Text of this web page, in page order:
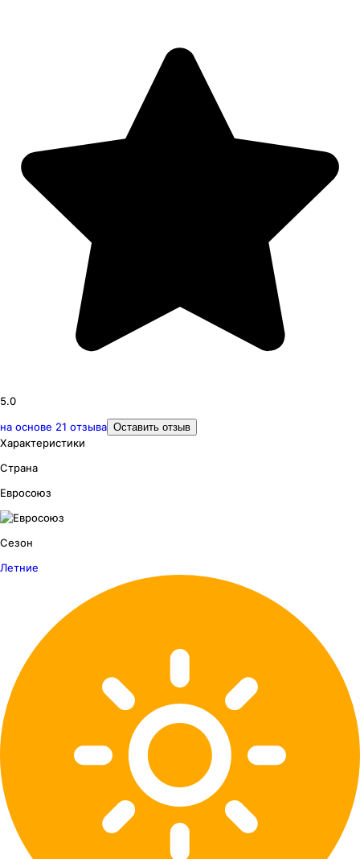
5.0
на основе 21 отзыва Оставить отзыв
Характеристики
Страна
Евросоюз
Сезон
Летние